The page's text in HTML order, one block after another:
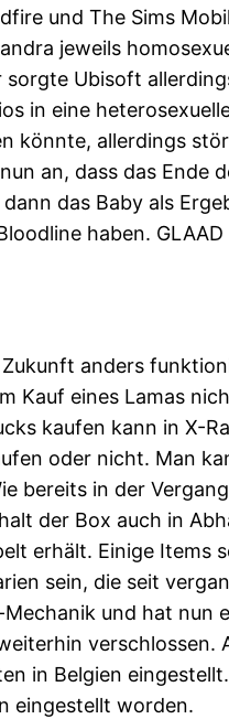
und The Sims
jeweils
Ubisoft
in eine
allerdings
an, dass das Ende
das Baby als
haben.
anders
Kauf eines Lamas
kaufen kann in X-
oder nicht. Man
bereits in der
der Box auch in
erhält. Einige Items
sein, die seit
und hat nun
in Belgien
eingestellt worden.